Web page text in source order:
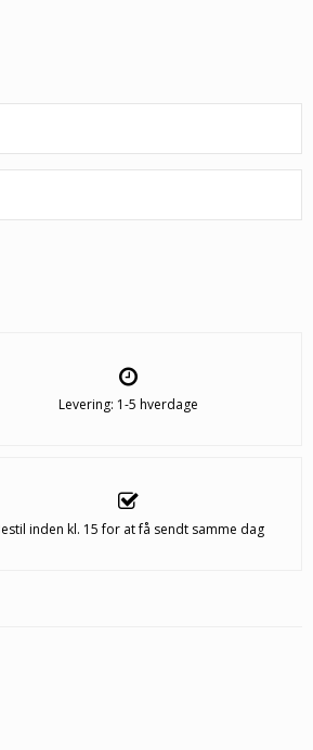
Levering: 1-5 hverdage
inden kl. 15 for at få sendt samme dag